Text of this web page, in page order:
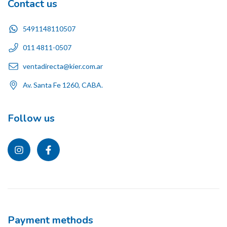
Contact us
5491148110507
011 4811-0507
ventadirecta@kier.com.ar
Av. Santa Fe 1260, CABA.
Follow us
Payment methods